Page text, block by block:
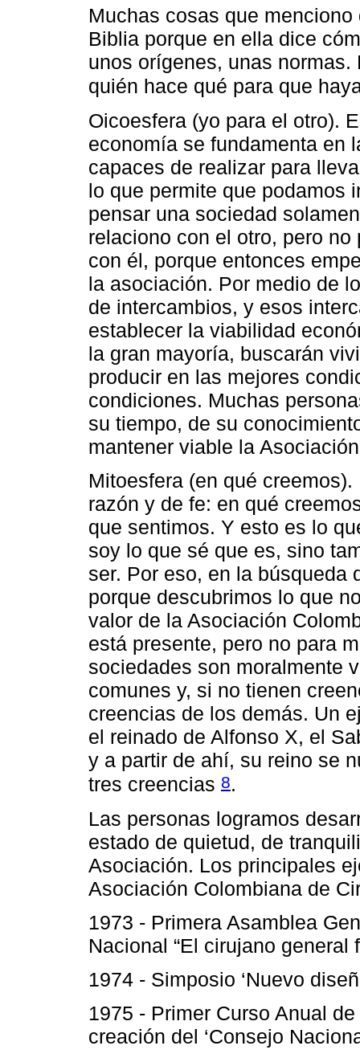
Muchas cosas que
Biblia porque en ella dice
unos orígenes, unas
quién hace qué para que
Oicoesfera (yo para el otro).
economía se fundamenta en
capaces de realizar para
lo que permite que podamos
pensar una sociedad
relaciono con el otro, pero
con él, porque entonces
la asociación. Por medio de
de intercambios, y esos
establecer la viabilidad
la gran mayoría, buscarán
producir en las mejores
condiciones. Muchas
su tiempo, de su
mantener viable la
Mitoesfera (en qué
razón y de fe: en qué
que sentimos. Y esto es lo
soy lo que sé que es, sino
ser. Por eso, en la búsqueda
porque descubrimos lo que
valor de la Asociación
está presente, pero no para
sociedades son moralmente
comunes y, si no tienen
creencias de los demás. Un
el reinado de Alfonso X, el
y a partir de ahí, su reino se
tres creencias 8.
Las personas logramos
estado de quietud, de
Asociación. Los principales
Asociación Colombiana de
1973 - Primera Asamblea
Nacional “El cirujano general
1974 - Simposio ‘Nuevo
1975 - Primer Curso Anual
creación del ‘Consejo